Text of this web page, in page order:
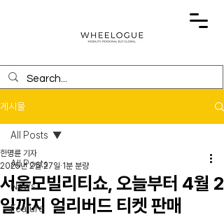
게시물
All Posts
News
Feature
All Posts
서울모빌리티쇼, 오늘부터 4월 2
일까지 얼리버드 티켓 판매
한명륜 기자
2025년 2월 27일 1분 분량